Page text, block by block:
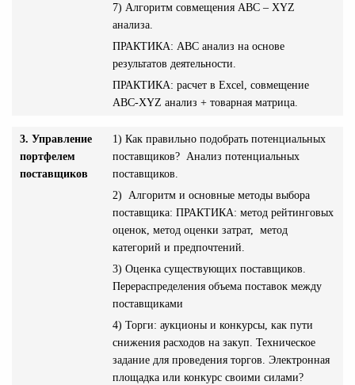
7) Алгоритм совмещения АВС – XYZ
анализа.
ПРАКТИКА: АВС анализ на основе
результатов деятельности.
ПРАКТИКА: расчет в Excel, совмещение
ABC-XYZ анализ + товарная матрица.
3. Управление
портфелем
поставщиков
1) Как правильно подобрать потенциальных
поставщиков? Анализ потенциальных
поставщиков.
2) Алгоритм и основные методы выбора
поставщика: ПРАКТИКА: метод рейтинговых
оценок, метод оценки затрат, метод
категорий и предпочтений.
3) Оценка существующих поставщиков.
Перераспределения объема поставок между
поставщиками
4) Торги: аукционы и конкурсы, как пути
снижения расходов на закуп. Техническое
задание для проведения торгов. Электронная
площадка или конкурс своими силами?